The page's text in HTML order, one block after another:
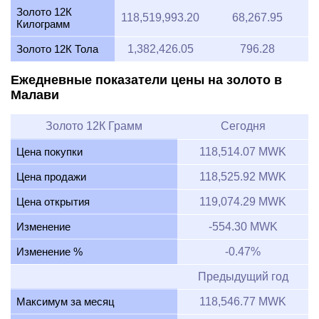
Золото 12К
Килограмм
118,519,993.20 68,267.95
Золото 12К Тола 1,382,426.05 796.28
Ежедневные показатели цены на золото в
Малави
Золото 12К Грамм Сегодня
Цена покупки 118,514.07 MWK
Цена продажи 118,525.92 MWK
Цена открытия 119,074.29 MWK
Изменение -554.30 MWK
Изменение % -0.47%
Предыдущий год
Максимум за месяц 118,546.77 MWK